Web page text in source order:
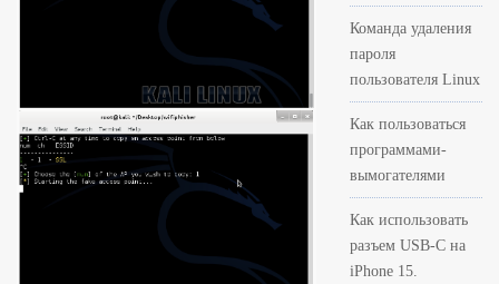
Команда удаления
пароля
пользователя Linux
Как пользоваться
программами-
вымогателями
Как использовать
разъем USB-C на
iPhone 15.